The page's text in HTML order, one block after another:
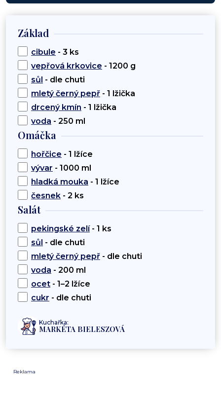
Základ
cibule - 3 ks
vepřová krkovice - 1200 g
sůl - dle chuti
mletý černý pepř - 1 lžička
drcený kmín - 1 lžička
voda - 250 ml
Omáčka
hořčice - 1 lžíce
vývar - 1000 ml
hladká mouka - 1 lžíce
česnek - 2 ks
Salát
pekingské zelí- 1 ks
sůl - dle chuti
mletý černý pepř - dle chuti
voda - 200 ml
ocet - 1–2 lžíce
cukr - dle chuti
Kuchařka:
MARKÉTA BIELESZOVÁ
Reklama